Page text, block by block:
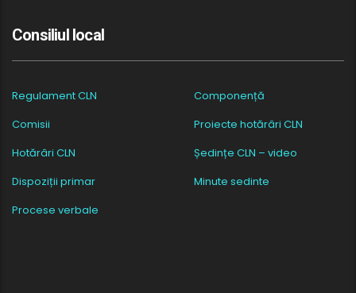
Consiliul local
Regulament CLN
Componență
Comisii
Proiecte hotărâri CLN
Hotărâri CLN
Ședințe CLN – video
Dispoziții primar
Minute sedinte
Procese verbale